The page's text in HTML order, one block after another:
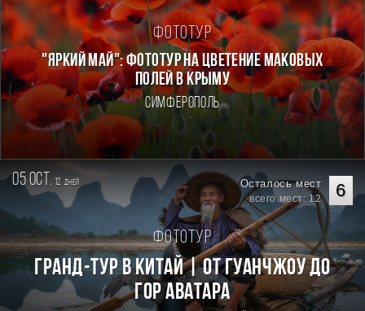
Фототур
"ЯРКИЙ МАЙ": ФОТОТУР НА ЦВЕТЕНИЕ МАКОВЫХ
ПОЛЕЙ В КРЫМУ
Симферополь
05 oct. 12 дней 6
Осталось мест
всего мест: 12
Фототур
Гранд-тур в Китай | От Гуанчжоу до
гор Аватара